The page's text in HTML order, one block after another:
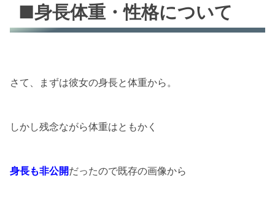
■身長体重・性格について
さて、まずは彼女の身長と体重から。
しかし残念ながら体重はともかく
身長も非公開だったので既存の画像から